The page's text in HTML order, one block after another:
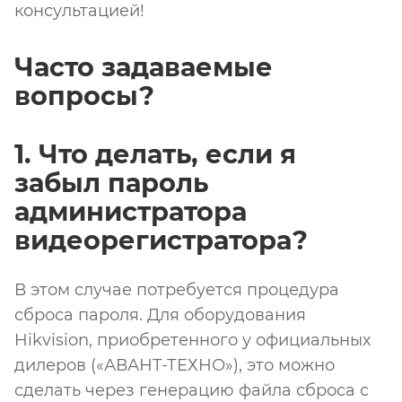
консультацией!
Часто задаваемые
вопросы?
1. Что делать, если я
забыл пароль
администратора
видеорегистратора?
В этом случае потребуется процедура
сброса пароля. Для оборудования
Hikvision, приобретенного у официальных
дилеров («АВАНТ-ТЕХНО»), это можно
сделать через генерацию файла сброса с